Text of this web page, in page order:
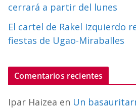
cerrará a partir del lunes
El cartel de Rakel Izquierdo
fiestas de Ugao-Miraballes
Comentarios recientes
Ipar Haizea en Un